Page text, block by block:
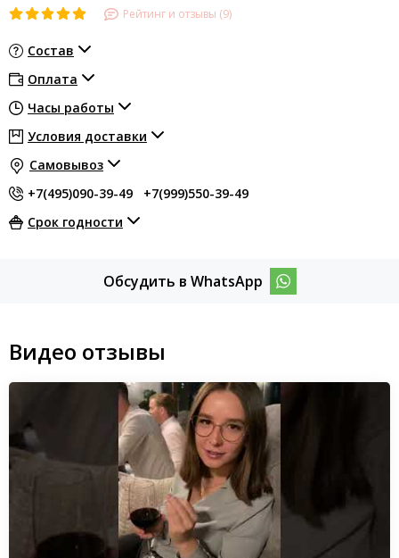
Рейтинг и отзывы (9)
Состав
Оплата
Часы работы
Условия доставки
Самовывоз
+7(495)090-39-49
+7(999)550-39-49
Срок годности
Обсудить в WhatsApp
Видео отзывы